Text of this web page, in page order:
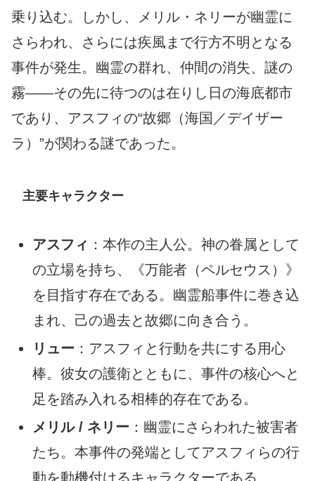
乗り込む。しかし、メリル・ネリーが幽霊に
さらわれ、さらには疾風まで行方不明となる
事件が発生。幽霊の群れ、仲間の消失、謎の
霧――その先に待つのは在りし日の海底都市
であり、アスフィの“故郷（海国／デイザー
ラ）”が関わる謎であった。
主要キャラクター
アスフィ ：本作の主人公。神の眷属として
の立場を持ち、《万能者（ペルセウス）》
を目指す存在である。幽霊船事件に巻き込
まれ、己の過去と故郷に向き合う。
リュー ：アスフィと行動を共にする用心
棒。彼女の護衛とともに、事件の核心へと
足を踏み入れる相棒的存在である。
メリル / ネリー ：幽霊にさらわれた被害者
たち。本事件の発端としてアスフィらの行
動を動機付けるキャラクターである。